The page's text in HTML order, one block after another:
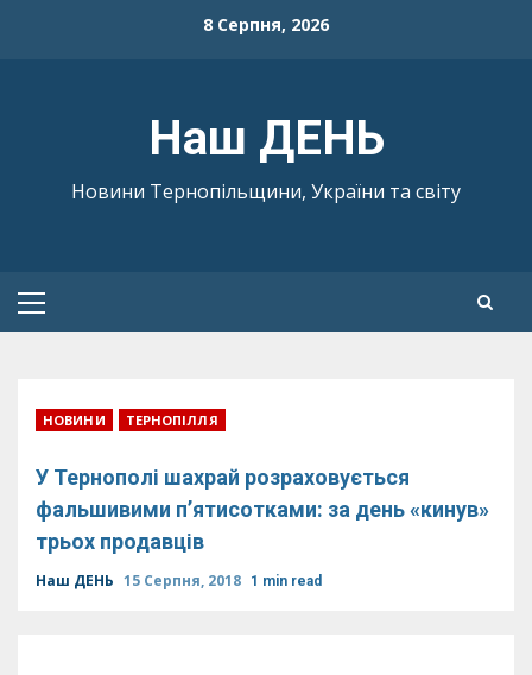
8 Серпня, 2026
Наш ДЕНЬ
Новини Тернопільщини, України та світу
Primary
НОВИНИ ТЕРНОПІЛЛЯ
У Тернополі шахрай розраховується
фальшивими п’ятисотками: за день «кинув»
трьох продавців
Наш ДЕНЬ 15 Серпня, 2018 1 min read